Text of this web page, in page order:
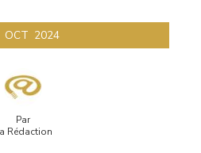
OCT 2024
Par
Rédaction